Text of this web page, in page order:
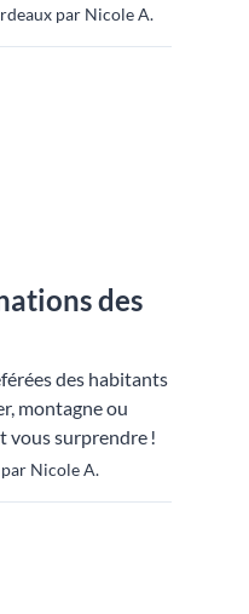
par Nicole A.
des
des habitants
montagne ou
vous surprendre !
Nicole A.